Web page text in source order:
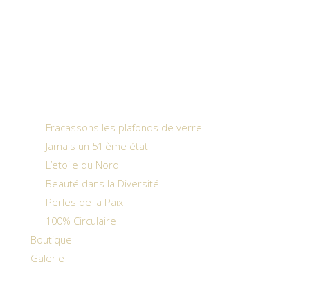
Fracassons les plafonds de verre
Jamais un 51ième état
L’etoile du Nord
Beauté dans la Diversité
Perles de la Paix
100% Circulaire
Boutique
Galerie